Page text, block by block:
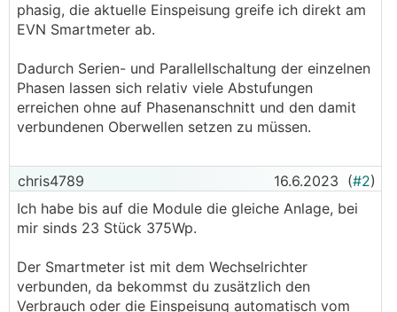
phasig, die aktuelle Einspeisung greife ich direkt am
EVN Smartmeter ab.
Dadurch Serien- und Parallellschaltung der einzelnen
Phasen lassen sich relativ viele Abstufungen
erreichen ohne auf Phasenanschnitt und den damit
verbundenen Oberwellen setzen zu müssen.
chris4789 16.6.2023 (#2)
Ich habe bis auf die Module die gleiche Anlage, bei
mir sinds 23 Stück 375Wp.
Der Smartmeter ist mit dem Wechselrichter
verbunden, da bekommst du zusätzlich den
Verbrauch oder die Einspeisung automatisch vom